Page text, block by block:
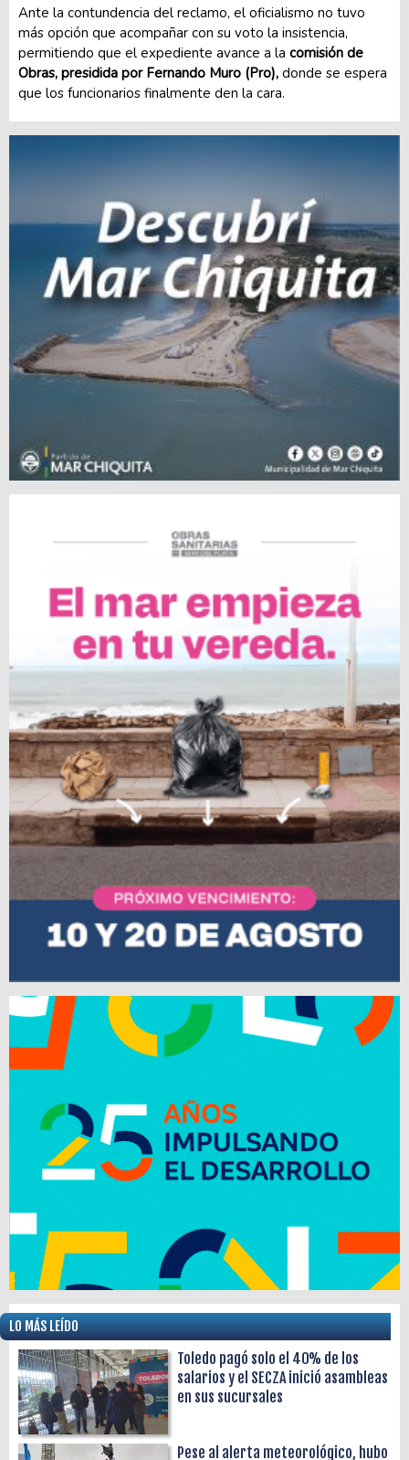
Ante la contundencia del reclamo, el oficialismo no tuvo
más opción que acompañar con su voto la insistencia,
permitiendo que el expediente avance a la comisión de
Obras, presidida por Fernando Muro (Pro), donde se espera
que los funcionarios finalmente den la cara.
LO MÁS LEÍDO
Toledo pagó solo el 40% de los
salarios y el SECZA inició asambleas
en sus sucursales
Pese al alerta meteorológico, hubo